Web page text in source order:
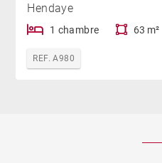
Hendaye
1 chambre 63 m²
REF. A980